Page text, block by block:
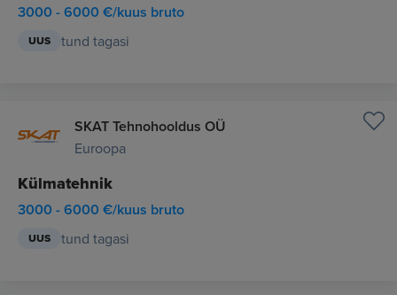
3000 - 6000 €/kuus bruto
UUS tund tagasi
SKAT Tehnohooldus OÜ
Euroopa
Külmatehnik
3000 - 6000 €/kuus bruto
UUS tund tagasi